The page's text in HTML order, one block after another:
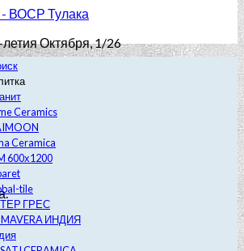
- ВОСР Тулака
летия Октября, 1/26
Ceramics
Ceramica
600х1200
tile
ГРЕС
ИНДИЯ